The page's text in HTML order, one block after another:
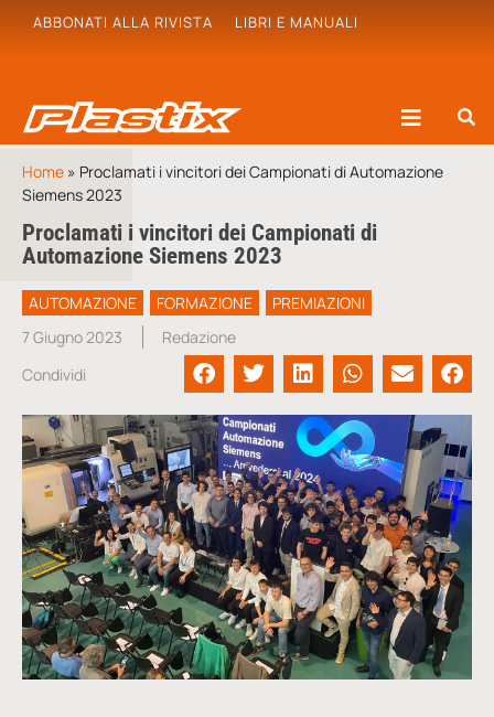
ABBONATI ALLA RIVISTA LIBRI E MANUALI
Home » Proclamati i vincitori dei Campionati di Automazione
Siemens 2023
Proclamati i vincitori dei Campionati di
Automazione Siemens 2023
AUTOMAZIONE FORMAZIONE
PREMIAZIONI
7 Giugno 2023
Redazione
Condividi